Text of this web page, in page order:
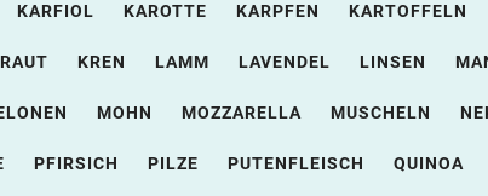
KARFIOL KAROTTE KARPFEN KARTOFFELN
KREN LAMM LAVENDEL LINSEN
MOHN MOZZARELLA MUSCHELN
PFIRSICH PILZE PUTENFLEISCH QUINOA